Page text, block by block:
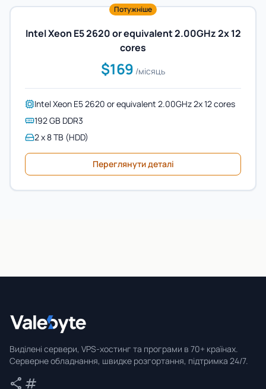
Потужніше
Intel Xeon E5 2620 or equivalent 2.00GHz 2x 12
cores
$169 /місяць
Intel Xeon E5 2620 or equivalent 2.00GHz 2x 12 cores
192 GB DDR3
2 x 8 TB (HDD)
Переглянути деталі
Виділені сервери, VPS-хостинг та програми в 70+ країнах.
Серверне обладнання, швидке розгортання, підтримка 24/7.
share Поділитися
tag